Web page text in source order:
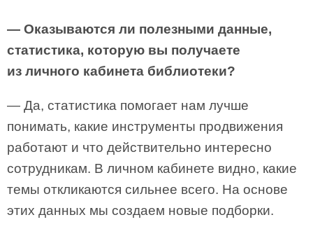
— Оказываются ли полезными данные,
статистика, которую вы получаете
из личного кабинета библиотеки?
— Да, статистика помогает нам лучше
понимать, какие инструменты продвижения
работают и что действительно интересно
сотрудникам. В личном кабинете видно, какие
темы откликаются сильнее всего. На основе
этих данных мы создаем новые подборки.